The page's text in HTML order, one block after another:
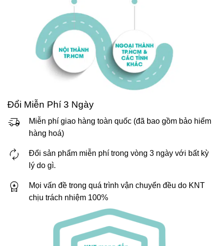
Đổi Miễn Phí 3 Ngày
Miễn phí giao hàng toàn quốc (đã bao gồm bảo hiểm
hàng hoá)
Đổi sản phẩm miễn phí trong vòng 3 ngày với bất kỳ
lý do gì.
Mọi vấn đề trong quá trình vận chuyển đều do KNT
chịu trách nhiệm 100%